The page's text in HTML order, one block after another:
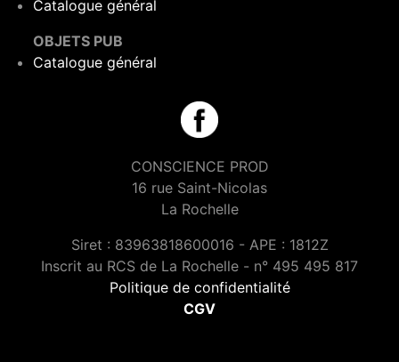
Catalogue général
OBJETS PUB
Catalogue général
CONSCIENCE PROD
16 rue Saint-Nicolas
La Rochelle
Siret : 83963818600016 - APE : 1812Z
Inscrit au RCS de La Rochelle - n° 495 495 817
Politique de confidentialité
CGV